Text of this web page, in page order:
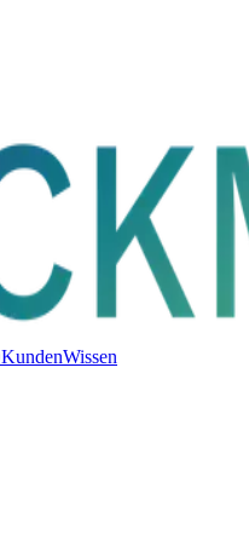
KundenWissen